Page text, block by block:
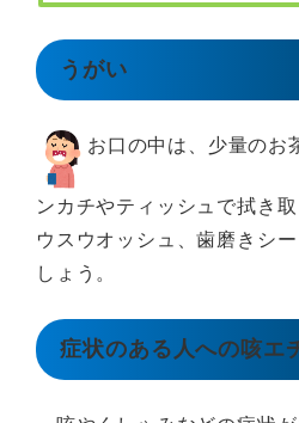
うがい
お口の中は、少量のお
ンカチやティッシュで拭き
ウスウオッシュ、歯磨きシ
しょう。
症状のある人への咳エ